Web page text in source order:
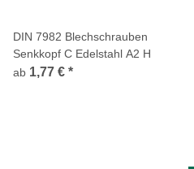
DIN 7982 Blechschrauben
Senkkopf C Edelstahl A2 H
ab 1,77 € *